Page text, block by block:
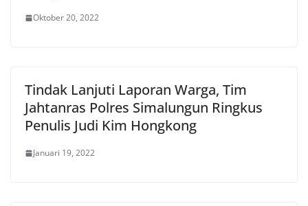
Oktober 20, 2022
Tindak Lanjuti Laporan Warga, Tim
Jahtanras Polres Simalungun Ringkus
Penulis Judi Kim Hongkong
Januari 19, 2022